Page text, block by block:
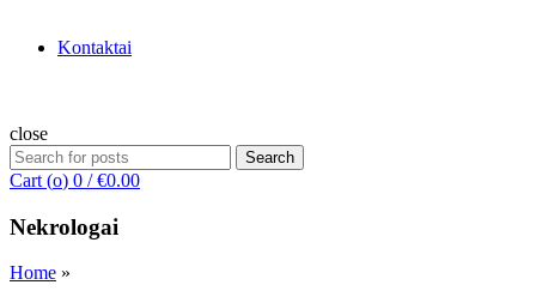
Kontaktai
close
Search
for:
Search
Cart (o) 0 / €0.00
Nekrologai
Home »